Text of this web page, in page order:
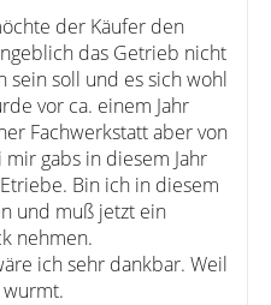
der Käufer den
das Getrieb nicht
sein soll und es sich wohl
vor ca. einem Jahr
Fachwerkstatt aber von
gabs in diesem Jahr
Bin ich in diesem
und muß jetzt ein
nehmen.
ich sehr dankbar. Weil